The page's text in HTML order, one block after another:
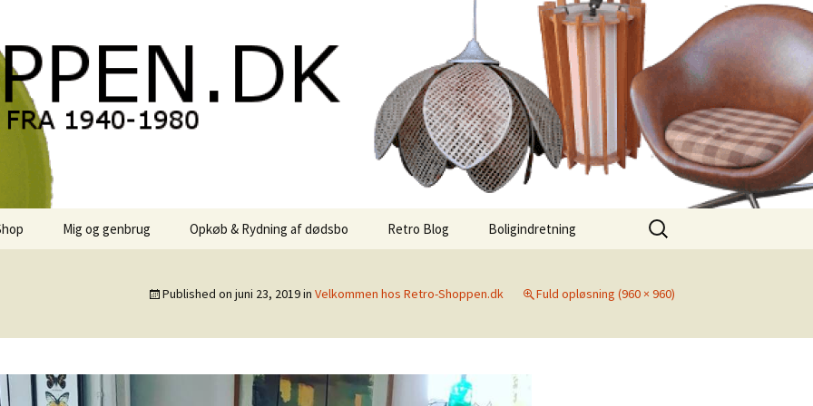
retro-
Svensk Design
Mig og genbrug Opkøb & Rydning af dødsbo Retro Blog Boligindretning
Søg
efter:
Published on juni 23, 2019in Velkommen hos Retro-Shoppen.dk Fuld opløsning (960 × 960)